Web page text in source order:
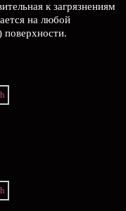
к загрязнениям
на любой
поверхности.